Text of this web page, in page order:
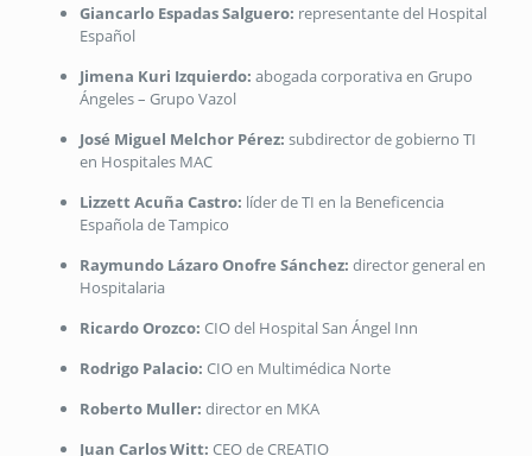
Giancarlo Espadas Salguero: representante del Hospital
Español
Jimena Kuri Izquierdo: abogada corporativa en Grupo
Ángeles – Grupo Vazol
José Miguel Melchor Pérez: subdirector de gobierno TI
en Hospitales MAC
Lizzett Acuña Castro: líder de TI en la Beneficencia
Española de Tampico
Raymundo Lázaro Onofre Sánchez: director general en
Hospitalaria
Ricardo Orozco: CIO del Hospital San Ángel Inn
Rodrigo Palacio: CIO en Multimédica Norte
Roberto Muller: director en MKA
Juan Carlos Witt: CEO de CREATIO